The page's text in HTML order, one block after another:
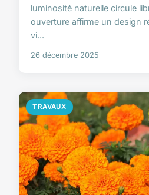
luminosité naturelle circule
ouverture affirme un design
vi...
26 décembre 2025
TRAVAUX